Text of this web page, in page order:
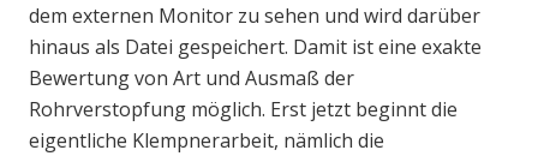
dem externen Monitor zu sehen und wird darüber
hinaus als Datei gespeichert. Damit ist eine exakte
Bewertung von Art und Ausmaß der
Rohrverstopfung möglich. Erst jetzt beginnt die
eigentliche Klempnerarbeit, nämlich die